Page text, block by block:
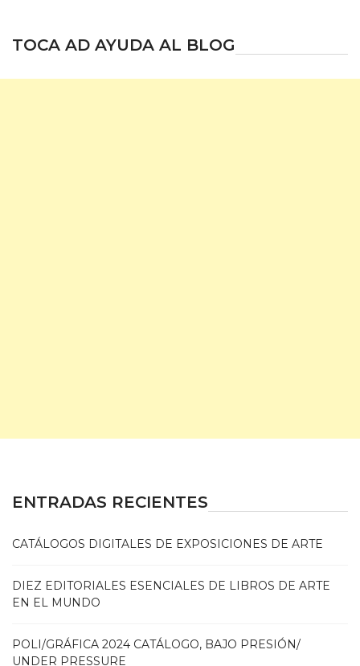
TOCA AD AYUDA AL BLOG
ENTRADAS RECIENTES
CATÁLOGOS DIGITALES DE EXPOSICIONES DE ARTE
DIEZ EDITORIALES ESENCIALES DE LIBROS DE ARTE
EN EL MUNDO
POLI/GRÁFICA 2024 CATÁLOGO, BAJO PRESIÓN/
UNDER PRESSURE